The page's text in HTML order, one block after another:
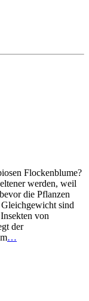
Flockenblume?
werden, weil
die Pflanzen
sind
von
der
…